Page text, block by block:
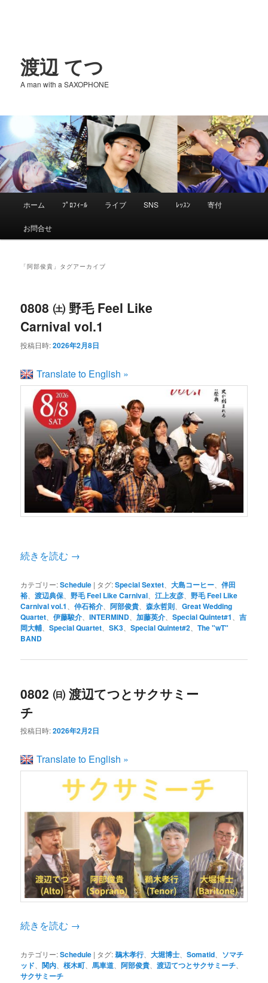
渡辺 てつ
A man with a SAXOPHONE
メ
イ
ン
コ
ン
テ
ン
ツ
へ
移
サ
ブ
コ
ン
テ
ン
ツ
へ
移
動
ホーム ﾌﾟﾛﾌｨｰﾙ ライブ SNS ﾚｯｽﾝ 寄付
お問合せ
「阿部俊貴 」タグアーカイブ
0808 ㈯ 野毛 Feel Like
Carnival vol.1
投稿日時:2026年2月8日
Translate to English »
続きを読む →
カテゴリー:Schedule | タグ:Special Sextet 、大島コーヒー 、伴田
裕 、渡辺典保 、野毛 Feel Like Carnival 、江上友彦 、野毛 Feel Like
Carnival vol.1
、仲石裕介 、阿部俊貴 、森永哲則 、Great Wedding
Quartet 、伊藤駿介 、INTERMIND 、加藤英介 、Special Quintet#1 、吉
岡大輔 、Special Quartet 、SK3 、Special Quintet#2 、The "wT"
BAND
0802 ㈰ 渡辺てつとサクサミー
チ
投稿日時:2026年2月2日
Translate to English »
続きを読む →
カテゴリー:Schedule | タグ:鵜木孝行、大堀博士 、Somatid
ソマチ
ッド 、関内 、桜木町、馬車道 、阿部俊貴 、渡辺てつとサクサミーチ
サクサミーチ